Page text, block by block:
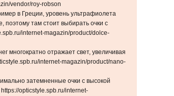
vendor/roy-robson
в Греции, уровень ультрафиолета
поэтому там стоит выбирать очки с
internet-magazin/product/dolce-
многократно отражает свет, увеличивая
internet-magazin/product/nano-
затемненные очки с высокой
opticstyle.spb.ru/internet-